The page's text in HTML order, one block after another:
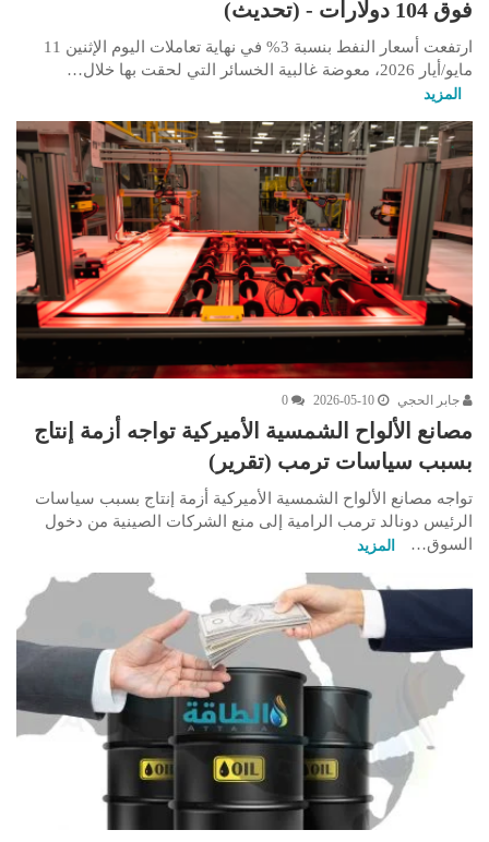
فوق 104 دولارات - (تحديث)
ارتفعت أسعار النفط بنسبة 3% في نهاية تعاملات اليوم الإثنين 11
مايو/أيار 2026، معوضة غالبية الخسائر التي لحقت بها خلال…
المزيد
جابر الحجي 2026-05-10
0
مصانع الألواح الشمسية الأميركية تواجه أزمة إنتاج
بسبب سياسات ترمب (تقرير)
تواجه مصانع الألواح الشمسية الأميركية أزمة إنتاج بسبب سياسات
الرئيس دونالد ترمب الرامية إلى منع الشركات الصينية من دخول
السوق…
المزيد